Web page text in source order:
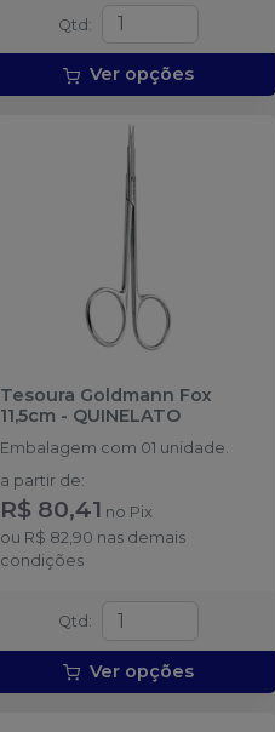
Qtd:
Ver opções
Tesoura Goldmann Fox
11,5cm - QUINELATO
Embalagem com 01 unidade.
a partir de:
R$ 80,41 no Pix
ou R$ 82,90 nas demais
condições
Qtd :
Ver opções